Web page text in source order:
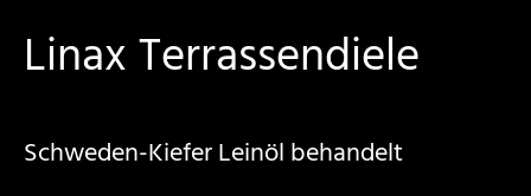
Linax Terrassendiele
Schweden-Kiefer Leinöl behandelt